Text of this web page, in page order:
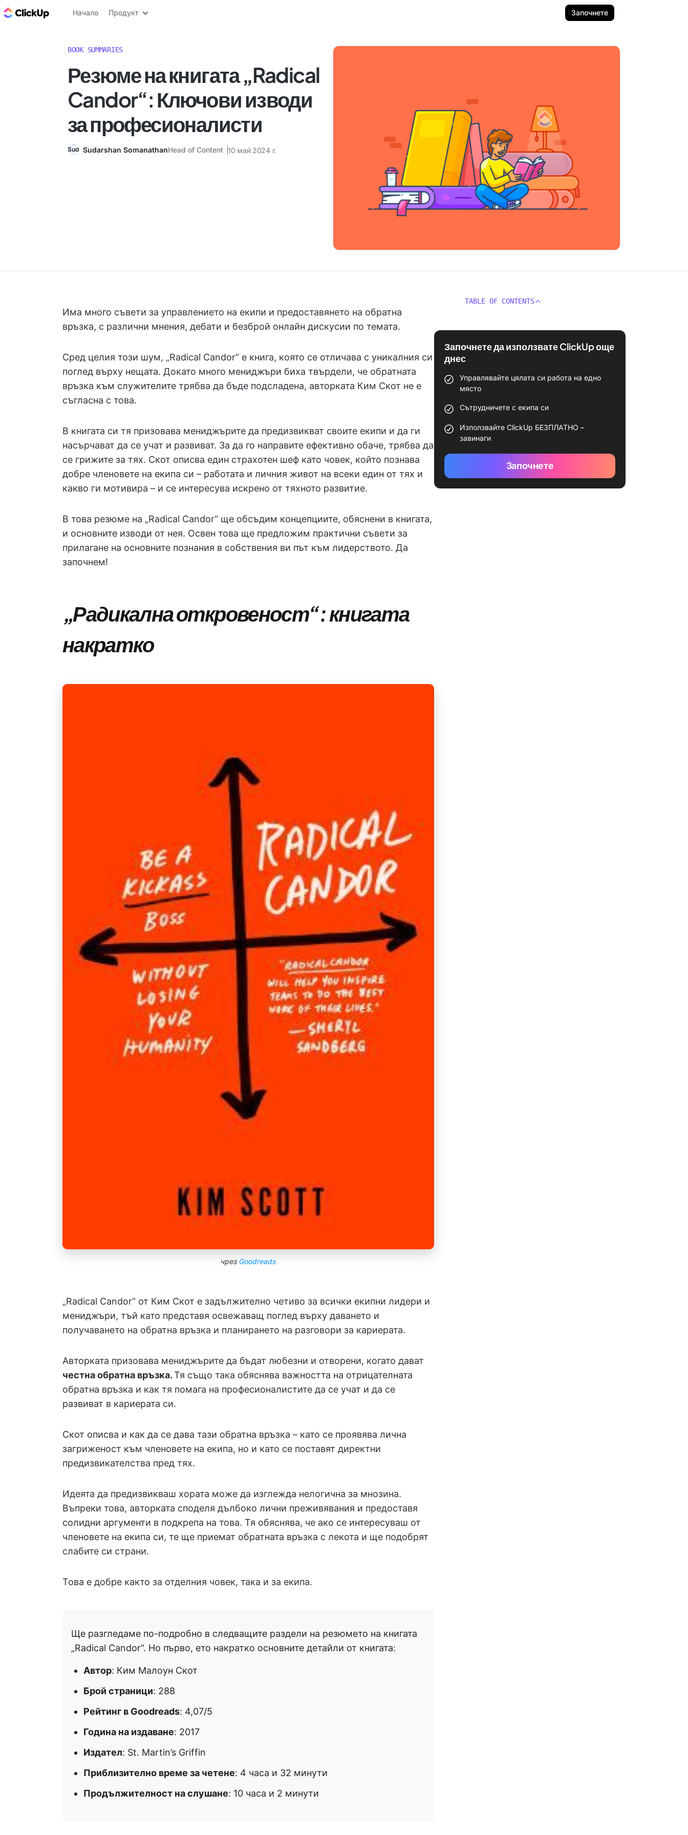
ClickUp блог
Начало Продукт Започнете
BOOK SUMMARIES
Резюме на книгата „Radical
Candor“: Ключови изводи
за професионалисти
Sudarshan SomanathanHead of Content 10 май 2024 г.
Има много съвети за управлението на екипи и предоставянето на обратна
връзка, с различни мнения, дебати и безброй онлайн дискусии по темата.
Сред целия този шум, „Radical Candor“ е книга, която се отличава с уникалния си
поглед върху нещата. Докато много мениджъри биха твърдели, че обратната
връзка към служителите трябва да бъде подсладена, авторката Ким Скот не е
съгласна с това.
В книгата си тя призовава мениджърите да предизвикват своите екипи и да ги
насърчават да се учат и развиват. За да го направите ефективно обаче, трябва да
се грижите за тях. Скот описва един страхотен шеф като човек, който познава
добре членовете на екипа си – работата и личния живот на всеки един от тях и
какво ги мотивира – и се интересува искрено от тяхното развитие.
В това резюме на „Radical Candor“ ще обсъдим концепциите, обяснени в книгата,
и основните изводи от нея. Освен това ще предложим практични съвети за
прилагане на основните познания в собствения ви път към лидерството. Да
започнем!
„Радикална откровеност“: книгата
накратко
чрез Goodreads
„Radical Candor“ от Ким Скот е задължително четиво за всички екипни лидери и
мениджъри, тъй като представя освежаващ поглед върху даването и
получаването на обратна връзка и планирането на разговори за кариерата.
Авторката призовава мениджърите да бъдат любезни и отворени, когато дават
честна обратна връзка.Тя също така обяснява важността на отрицателната
обратна връзка и как тя помага на професионалистите да се учат и да се
развиват в кариерата си.
Скот описва и как да се дава тази обратна връзка – като се проявява лична
загриженост към членовете на екипа, но и като се поставят директни
предизвикателства пред тях.
Идеята да предизвикваш хората може да изглежда нелогична за мнозина.
Въпреки това, авторката споделя дълбоко лични преживявания и предоставя
солидни аргументи в подкрепа на това. Тя обяснява, че ако се интересуваш от
членовете на екипа си, те ще приемат обратната връзка с лекота и ще подобрят
слабите си страни.
Това е добре както за отделния човек, така и за екипа.
Ще разгледаме по-подробно в следващите раздели на резюмето на книгата
„Radical Candor“. Но първо, ето накратко основните детайли от книгата:
Автор: Ким Малоун Скот
Брой страници: 288
Рейтинг в Goodreads: 4,07/5
Година на издаване: 2017
Издател: St. Martin’s Griffin
Приблизително време за четене: 4 часа и 32 минути
Продължителност на слушане: 10 часа и 2 минути
TABLE OF CONTENTS
Започнете да използвате ClickUp още
днес
Управлявайте цялата си работа на едно
място
Сътрудничете с екипа си
Използвайте ClickUp БЕЗПЛАТНО –
завинаги
Започнете